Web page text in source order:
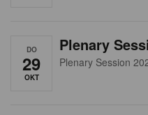
DO
29
OKT
Plenary
Plenary Session